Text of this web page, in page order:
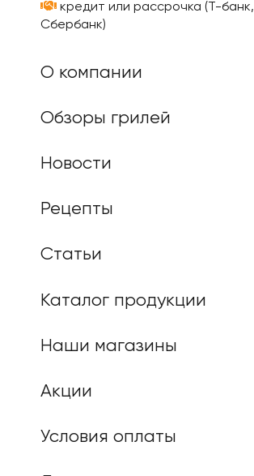
кредит или рассрочка (Т-банк,
Сбербанк)
О компании
Обзоры грилей
Новости
Рецепты
Статьи
Каталог продукции
Наши магазины
Акции
Условия оплаты